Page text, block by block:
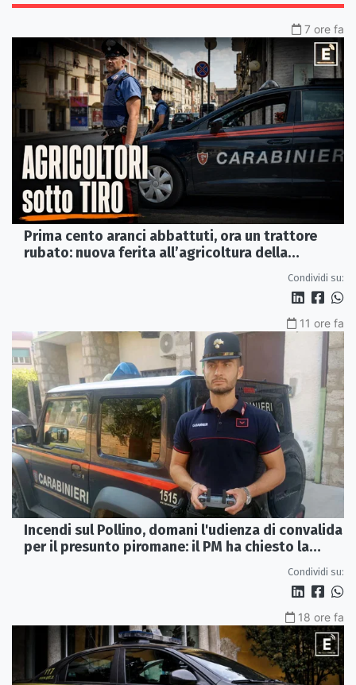
7 ore fa
Prima cento aranci abbattuti, ora un trattore
rubato: nuova ferita all’agricoltura della
Condividi su:
11 ore fa
Incendi sul Pollino, domani l'udienza di convalida
per il presunto piromane: il PM ha chiesto la
Condividi su:
18 ore fa